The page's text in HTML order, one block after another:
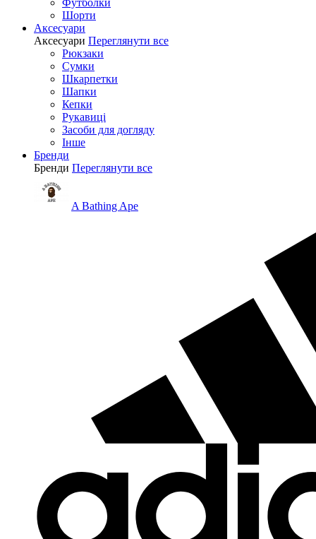
Футболки
Шорти
Аксесуари
Аксесуари Переглянути все
Рюкзаки
Сумки
Шкарпетки
Шапки
Кепки
Рукавиці
Засоби для догляду
Інше
Бренди
Бренди Переглянути все
A Bathing Ape